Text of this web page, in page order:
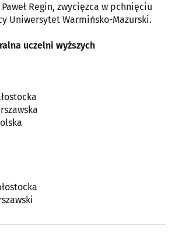
Regin, zwycięzca w pchnięciu
Uniwersytet Warmińsko-Mazurski.
uczelni wyższych